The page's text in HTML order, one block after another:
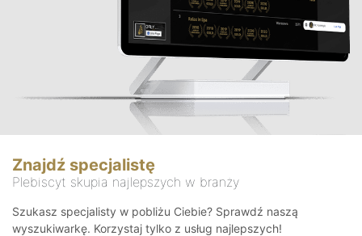
Znajdź specjalistę
Plebiscyt skupia najlepszych w branży
Szukasz specjalisty w pobliżu Ciebie? Sprawdź naszą
wyszukiwarkę. Korzystaj tylko z usług najlepszych!